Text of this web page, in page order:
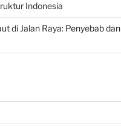
Indonesia
di Jalan Raya: Penyebab dan